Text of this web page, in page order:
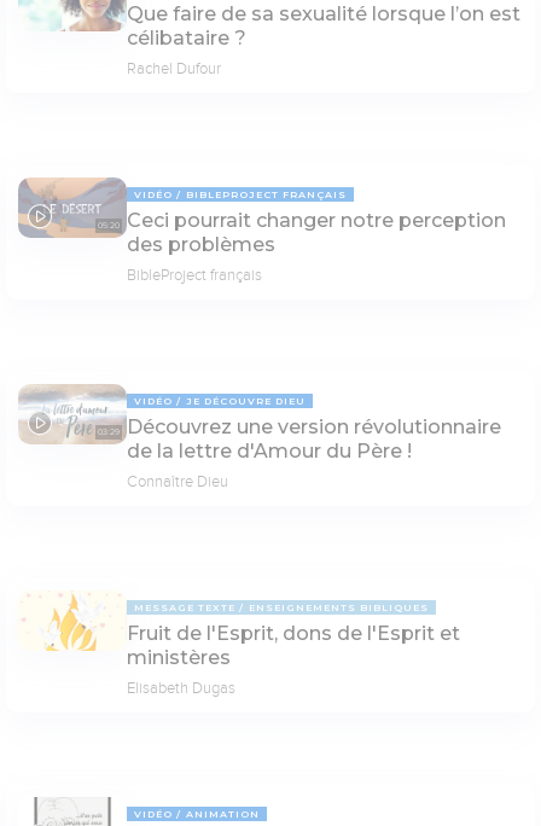
Que faire de sa sexualité lorsque l’on est
célibataire ?
Rachel Dufour
05:20
VIDÉO BIBLEPROJECT FRANÇAIS
Ceci pourrait changer notre perception
des problèmes
BibleProject français
03:29
VIDÉO JE DÉCOUVRE DIEU
Découvrez une version révolutionnaire
de la lettre d'Amour du Père !
Connaître Dieu
MESSAGE TEXTE ENSEIGNEMENTS BIBLIQUES
Fruit de l'Esprit, dons de l'Esprit et
ministères
Elisabeth Dugas
VIDÉO ANIMATION